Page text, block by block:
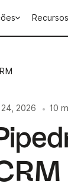
2026 • 10